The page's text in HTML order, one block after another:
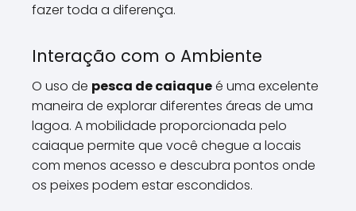
fazer toda a diferença.
Interação com o Ambiente
O uso de pesca de caiaqueé uma excelente
maneira de explorar diferentes áreas de uma
lagoa. A mobilidade proporcionada pelo
caiaque permite que você chegue a locais
com menos acesso e descubra pontos onde
os peixes podem estar escondidos.